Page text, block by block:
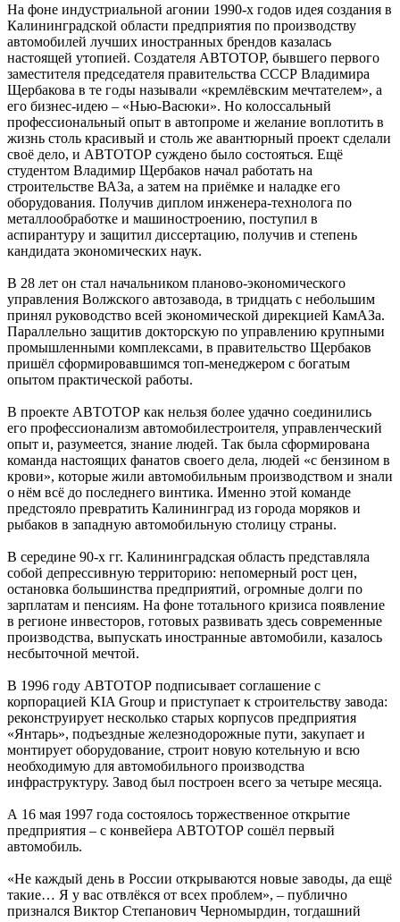
На фоне индустриальной агонии 1990-х годов идея создания в
Калининградской области предприятия по производству
автомобилей лучших иностранных брендов казалась
настоящей утопией. Создателя АВТОТОР, бывшего первого
заместителя председателя правительства СССР Владимира
Щербакова в те годы называли «кремлёвским мечтателем», а
его бизнес-идею – «Нью-Васюки». Но колоссальный
профессиональный опыт в автопроме и желание воплотить в
жизнь столь красивый и столь же авантюрный проект сделали
своё дело, и АВТОТОР суждено было состояться. Ещё
студентом Владимир Щербаков начал работать на
строительстве ВАЗа, а затем на приёмке и наладке его
оборудования. Получив диплом инженера-технолога по
металлообработке и машиностроению, поступил в
аспирантуру и защитил диссертацию, получив и степень
кандидата экономических наук.
В 28 лет он стал начальником планово-экономического
управления Волжского автозавода, в тридцать с небольшим
принял руководство всей экономической дирекцией КамАЗа.
Параллельно защитив докторскую по управлению крупными
промышленными комплексами, в правительство Щербаков
пришёл сформировавшимся топ-менеджером с богатым
опытом практической работы.
В проекте АВТОТОР как нельзя более удачно соединились
его профессионализм автомобилестроителя, управленческий
опыт и, разумеется, знание людей. Так была сформирована
команда настоящих фанатов своего дела, людей «с бензином в
крови», которые жили автомобильным производством и знали
о нём всё до последнего винтика. Именно этой команде
предстояло превратить Калининград из города моряков и
рыбаков в западную автомобильную столицу страны.
В середине 90-х гг. Калининградская область представляла
собой депрессивную территорию: непомерный рост цен,
остановка большинства предприятий, огромные долги по
зарплатам и пенсиям. На фоне тотального кризиса появление
в регионе инвесторов, готовых развивать здесь современные
производства, выпускать иностранные автомобили, казалось
несбыточной мечтой.
В 1996 году АВТОТОР подписывает соглашение с
корпорацией KIA Group и приступает к строительству завода:
реконструирует несколько старых корпусов предприятия
«Янтарь», подъездные железнодорожные пути, закупает и
монтирует оборудование, строит новую котельную и всю
необходимую для автомобильного производства
инфраструктуру. Завод был построен всего за четыре месяца.
А 16 мая 1997 года состоялось торжественное открытие
предприятия – с конвейера АВТОТОР сошёл первый
автомобиль.
«Не каждый день в России открываются новые заводы, да ещё
такие… Я у вас отвлёкся от всех проблем», – публично
признался Виктор Степанович Черномырдин, тогдашний